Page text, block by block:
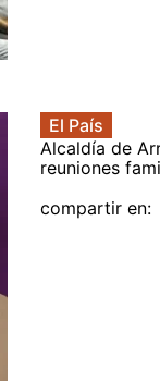
El País
Alcaldía de
reuniones
compartir en: